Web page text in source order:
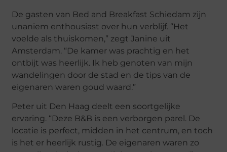
De gasten van Bed and Breakfast Schiedam zijn
unaniem enthousiast over hun verblijf. “Het
voelde als thuiskomen,” zegt Janine uit
Amsterdam. “De kamer was prachtig en het
ontbijt was heerlijk. Ik heb genoten van mijn
wandelingen door de stad en de tips van de
eigenaren waren goud waard.”
Peter uit Den Haag deelt een soortgelijke
ervaring. “Deze B&B is een verborgen parel. De
locatie is perfect, midden in het centrum, en toch
is het er heerlijk rustig. De eigenaren waren zo